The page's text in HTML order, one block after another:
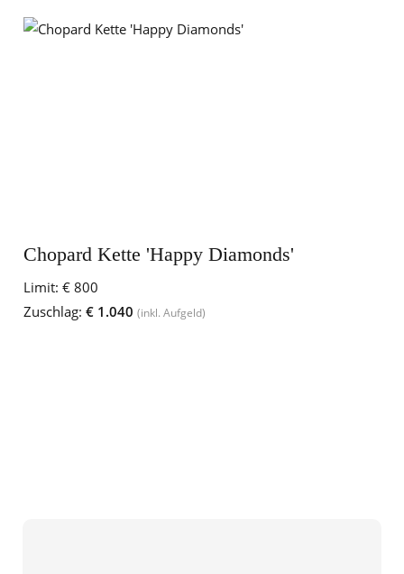
Chopard Kette 'Happy Diamonds'
Limit: € 800
Zuschlag: € 1.040 (inkl. Aufgeld)